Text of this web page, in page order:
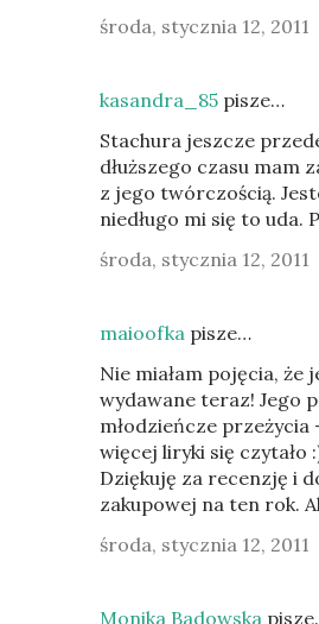
środa, stycznia 12, 2011
kasandra_85 pisze…
Stachura jeszcze
dłuższego czasu mam
z jego twórczością.
niedługo mi się to uda.
środa, stycznia 12, 2011
maioofka pisze…
Nie miałam pojęcia, że
wydawane teraz! Jego
młodzieńcze
więcej liryki się czytało
Dziękuję za recenzję i
zakupowej na ten rok.
środa, stycznia 12, 2011
Monika Badowska